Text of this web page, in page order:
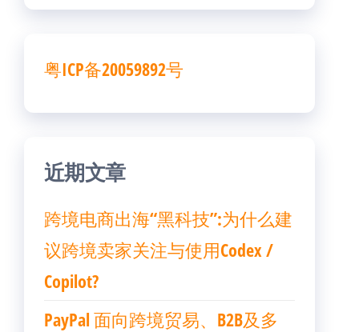
粤ICP备20059892号
近期文章
跨境电商出海“黑科技”:为什么建
议跨境卖家关注与使用Codex /
Copilot?
PayPal 面向跨境贸易、B2B及多